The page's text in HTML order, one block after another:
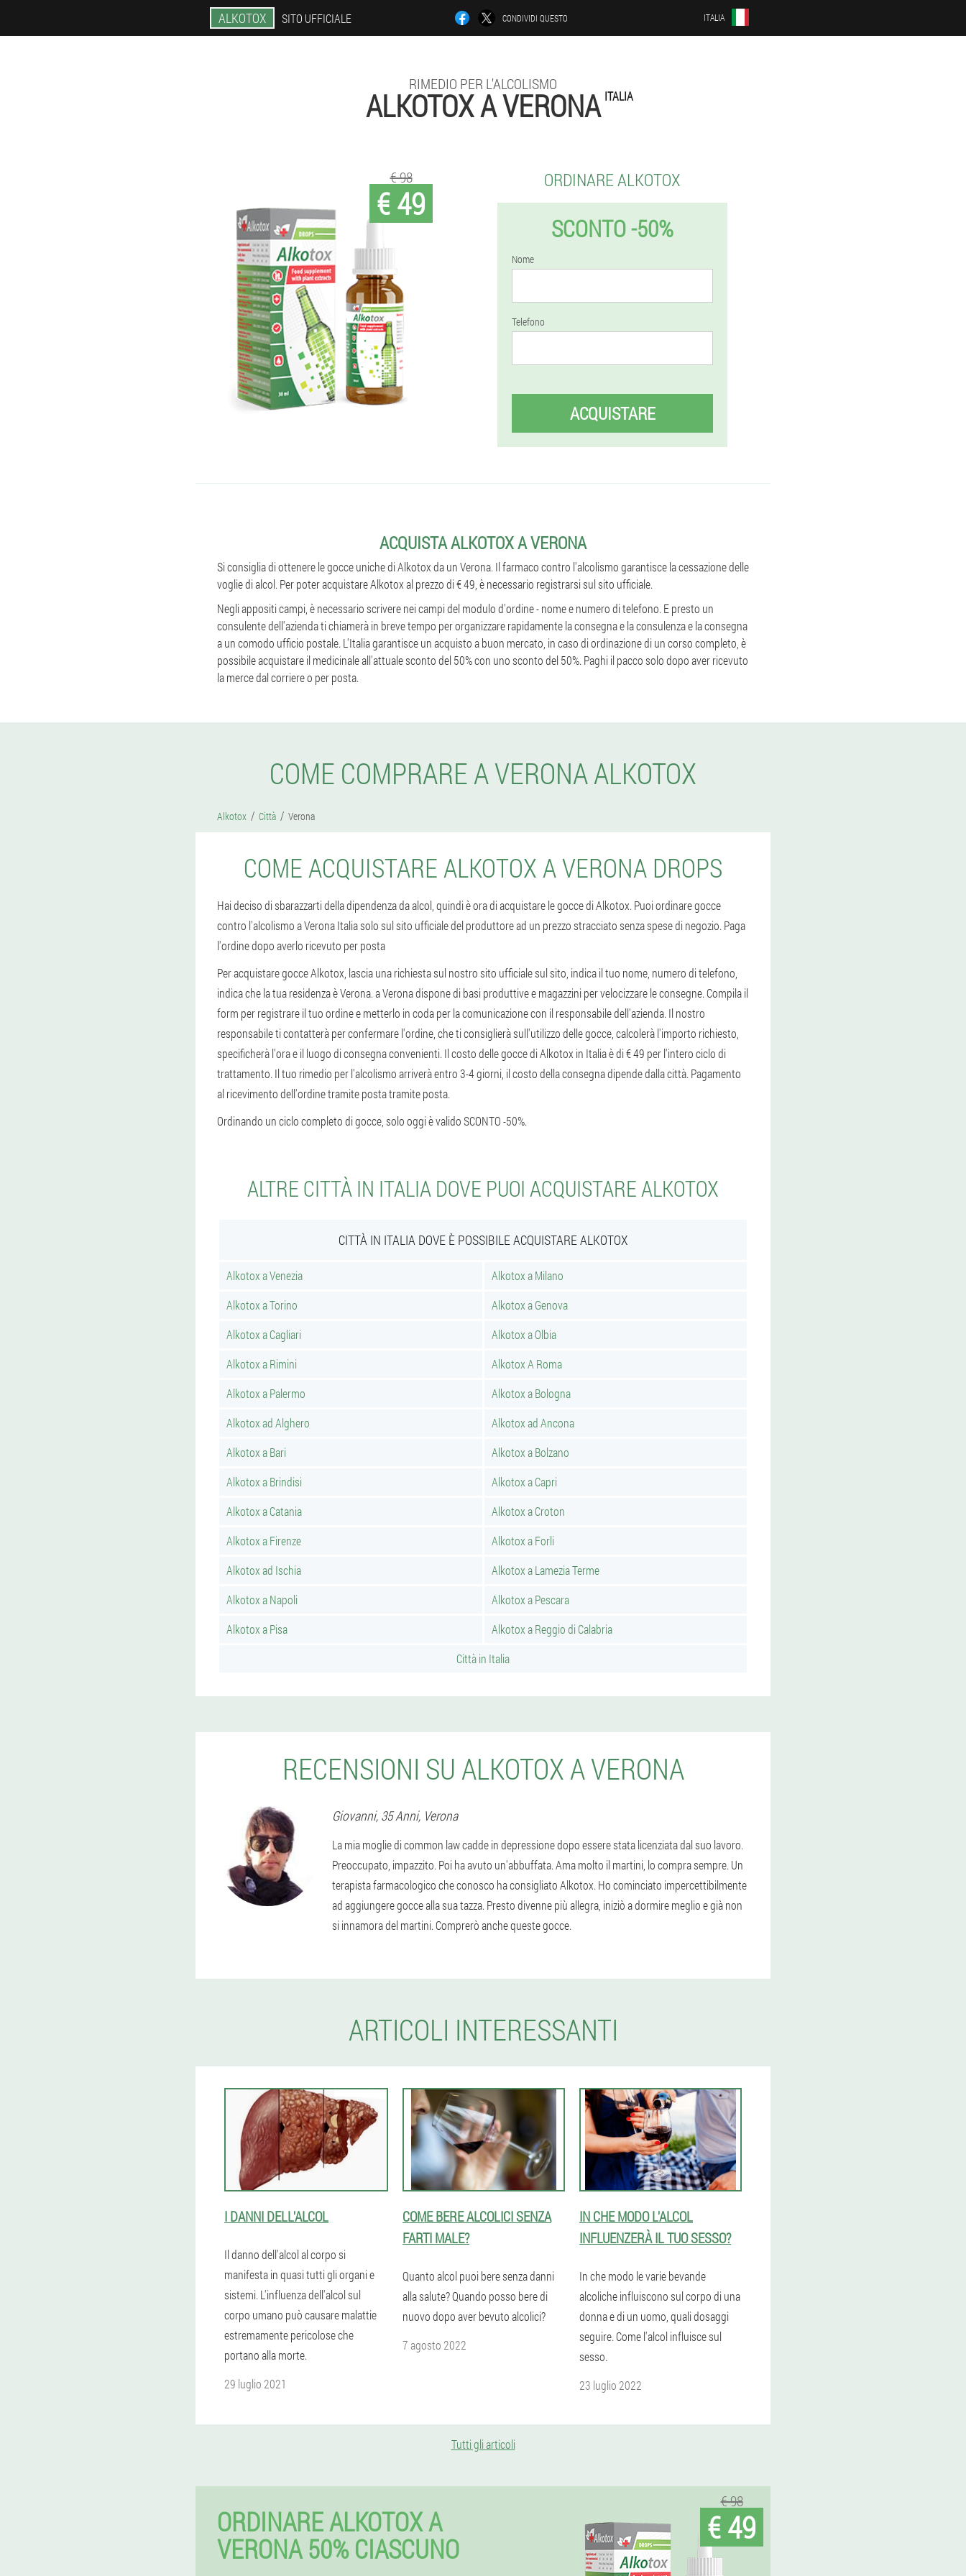
ALKOTOX SITO UFFICIALE CONDIVIDI QUESTO ITALIA
RIMEDIO PER L'ALCOLISMO
ALKOTOX A VERONA ITALIA
€ 49
€ 98 ORDINARE ALKOTOX
SCONTO -50%
Nome
Telefono
ACQUISTARE
ACQUISTA ALKOTOX A VERONA
Si consiglia di ottenere le gocce uniche di Alkotox da un Verona. Il farmaco contro l'alcolismo garantisce la cessazione delle
voglie di alcol. Per poter acquistare Alkotox al prezzo di € 49, è necessario registrarsi sul sito ufficiale.
Negli appositi campi, è necessario scrivere nei campi del modulo d'ordine - nome e numero di telefono. E presto un
consulente dell'azienda ti chiamerà in breve tempo per organizzare rapidamente la consegna e la consulenza e la consegna
a un comodo ufficio postale. L'Italia garantisce un acquisto a buon mercato, in caso di ordinazione di un corso completo, è
possibile acquistare il medicinale all'attuale sconto del 50% con uno sconto del 50%. Paghi il pacco solo dopo aver ricevuto
la merce dal corriere o per posta.
COME COMPRARE A VERONA ALKOTOX
Alkotox Città Verona
COME ACQUISTARE ALKOTOX A VERONA DROPS
Hai deciso di sbarazzarti della dipendenza da alcol, quindi è ora di acquistare le gocce di Alkotox. Puoi ordinare gocce
contro l'alcolismo a Verona Italia solo sul sito ufficiale del produttore ad un prezzo stracciato senza spese di negozio. Paga
l'ordine dopo averlo ricevuto per posta
Per acquistare gocce Alkotox, lascia una richiesta sul nostro sito ufficiale sul sito, indica il tuo nome, numero di telefono,
indica che la tua residenza è Verona. a Verona dispone di basi produttive e magazzini per velocizzare le consegne. Compila il
form per registrare il tuo ordine e metterlo in coda per la comunicazione con il responsabile dell'azienda. Il nostro
responsabile ti contatterà per confermare l'ordine, che ti consiglierà sull'utilizzo delle gocce, calcolerà l'importo richiesto,
specificherà l'ora e il luogo di consegna convenienti. Il costo delle gocce di Alkotox in Italia è di € 49 per l'intero ciclo di
trattamento. Il tuo rimedio per l'alcolismo arriverà entro 3-4 giorni, il costo della consegna dipende dalla città. Pagamento
al ricevimento dell'ordine tramite posta tramite posta.
Ordinando un ciclo completo di gocce, solo oggi è valido SCONTO -50%.
ALTRE CITTÀ IN ITALIA DOVE PUOI ACQUISTARE ALKOTOX
CITTÀ IN ITALIA DOVE È POSSIBILE ACQUISTARE ALKOTOX
Alkotox a Venezia
Alkotox a Milano
Alkotox a Torino
Alkotox a Genova
Alkotox a Cagliari
Alkotox a Olbia
Alkotox a Rimini
Alkotox A Roma
Alkotox a Palermo
Alkotox a Bologna
Alkotox ad Alghero
Alkotox ad Ancona
Alkotox a Bari
Alkotox a Bolzano
Alkotox a Brindisi
Alkotox a Capri
Alkotox a Catania
Alkotox a Croton
Alkotox a Firenze
Alkotox a Forli
Alkotox ad Ischia
Alkotox a Lamezia Terme
Alkotox a Napoli
Alkotox a Pescara
Alkotox a Pisa
Alkotox a Reggio di Calabria
Città in Italia
RECENSIONI SU ALKOTOX A VERONA
Giovanni, 35 Anni, Verona
La mia moglie di common law cadde in depressione dopo essere stata licenziata dal suo lavoro.
Preoccupato, impazzito. Poi ha avuto un'abbuffata. Ama molto il martini, lo compra sempre. Un
terapista farmacologico che conosco ha consigliato Alkotox. Ho cominciato impercettibilmente
ad aggiungere gocce alla sua tazza. Presto divenne più allegra, iniziò a dormire meglio e già non
si innamora del martini. Comprerò anche queste gocce.
ARTICOLI INTERESSANTI
I DANNI DELL'ALCOL
Il danno dell'alcol al corpo si
manifesta in quasi tutti gli organi e
sistemi. L'influenza dell'alcol sul
corpo umano può causare malattie
estremamente pericolose che
portano alla morte.
29 luglio 2021
COME BERE ALCOLICI SENZA
FARTI MALE?
Quanto alcol puoi bere senza danni
alla salute? Quando posso bere di
nuovo dopo aver bevuto alcolici?
7 agosto 2022
IN CHE MODO L'ALCOL
INFLUENZERÀ IL TUO SESSO?
In che modo le varie bevande
alcoliche influiscono sul corpo di una
donna e di un uomo, quali dosaggi
seguire. Come l'alcol influisce sul
sesso.
23 luglio 2022
Tutti gli articoli
ORDINARE ALKOTOX A
VERONA 50% CIASCUNO
€ 98
€ 49